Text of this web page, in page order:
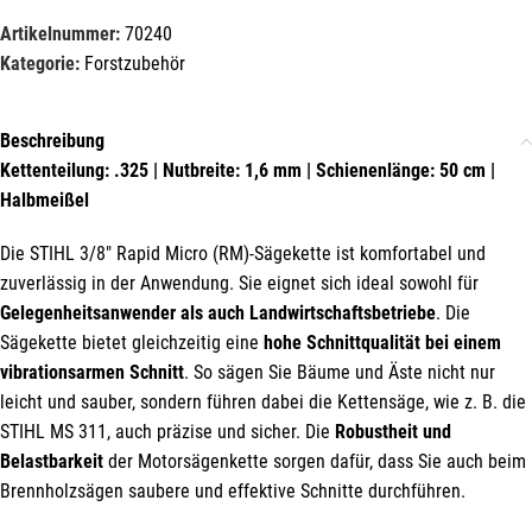
Artikelnummer: 70240
Kategorie: Forstzubehör
Beschreibung
Kettenteilung: .325 | Nutbreite: 1,6 mm | Schienenlänge: 50 cm |
Halbmeißel
Die STIHL 3/8″ Rapid Micro (RM)-Sägekette ist komfortabel und
zuverlässig in der Anwendung. Sie eignet sich ideal sowohl für
Gelegenheitsanwender als auch Landwirtschaftsbetriebe. Die
Sägekette bietet gleichzeitig eine hohe Schnittqualität bei einem
vibrationsarmen Schnitt. So sägen Sie Bäume und Äste nicht nur
leicht und sauber, sondern führen dabei die Kettensäge, wie z. B. die
STIHL MS 311, auch präzise und sicher. Die Robustheit und
Belastbarkeit der Motorsägenkette sorgen dafür, dass Sie auch beim
Brennholzsägen saubere und effektive Schnitte durchführen.
Mit unserem Newsletter sind Sie
immer top-informiert über
Veranstaltungen und Aktionen
unseres Unternehmens.
Name*
E-Mail*